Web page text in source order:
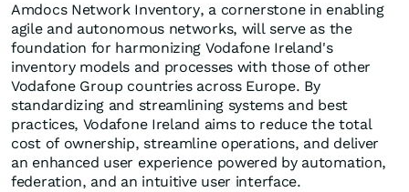
Amdocs Network Inventory, a cornerstone in enabling
agile and autonomous networks, will serve as the
foundation for harmonizing Vodafone Ireland's
inventory models and processes with those of other
Vodafone Group countries across Europe. By
standardizing and streamlining systems and best
practices, Vodafone Ireland aims to reduce the total
cost of ownership, streamline operations, and deliver
an enhanced user experience powered by automation,
federation, and an intuitive user interface.